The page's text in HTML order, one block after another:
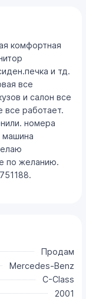
комфортная
и тд.
все
и салон все
все работает.
номера
машина
по желанию.
Продам
Mercedes-Benz
C-Class
2001